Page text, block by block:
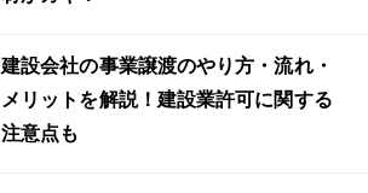
建設会社の事業譲渡のやり方・流れ・
メリットを解説！建設業許可に関する
注意点も